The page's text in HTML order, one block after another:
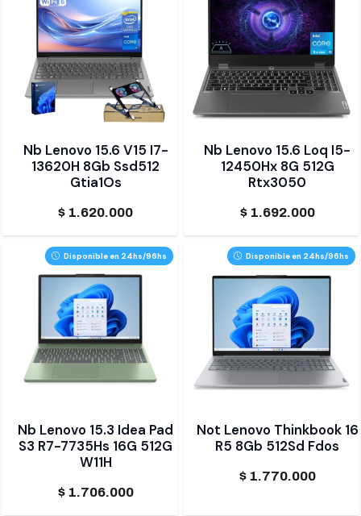
Nb Lenovo 15.6 V15 I7-
13620H 8Gb Ssd512
Gtia1Os
$ 1.620.000
Nb Lenovo 15.6 Loq I5-
12450Hx 8G 512G
Rtx3050
$1.692.000
Disponible en 24hs/96hs
Nb Lenovo 15.3 Idea Pad
S3 R7-7735Hs 16G 512G
W11H
$1.706.000
Disponible en 24hs/96hs
Not Lenovo Thinkbook 16
R5 8Gb 512Sd Fdos
$1.770.000